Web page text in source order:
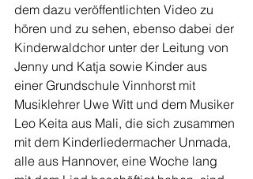
dem dazu veröffentlichten Video zu
hören und zu sehen, ebenso dabei der
Kinderwaldchor unter der Leitung von
Jenny und Katja sowie Kinder aus
einer Grundschule Vinnhorst mit
Musiklehrer Uwe Witt und dem Musiker
Leo Keita aus Mali, die sich zusammen
mit dem Kinderliedermacher Unmada,
alle aus Hannover, eine Woche lang